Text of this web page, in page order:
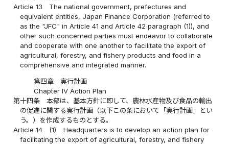
Article 13
The national government, prefectures and
equivalent entities, Japan Finance Corporation (referred to
as the "JFC" in Article 41 and Article 42 paragraph (1)), and
other such concerned parties must endeavor to collaborate
and cooperate with one another to facilitate the export of
agricultural, forestry, and fishery products and food in a
comprehensive and integrated manner.
第四章 実行計画
Chapter IV Action Plan
第十四条
本部は、基本方針に即して、農林水産物及び食品の輸出
の促進に関する実行計画（以下この条において「実行計画」とい
う。）を作成するものとする。
Article 14
(1)
Headquarters is to develop an action plan for
facilitating the export of agricultural, forestry, and fishery